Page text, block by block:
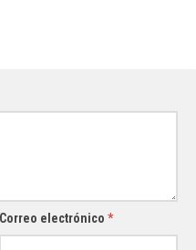
Correo electrónico*